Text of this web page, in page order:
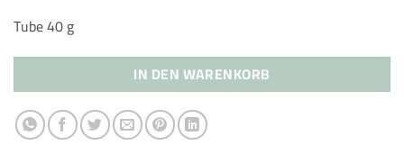
Tube 40 g
IN DEN WARENKORB